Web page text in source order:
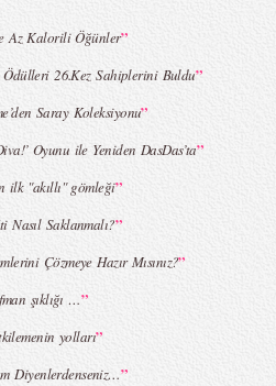
MBFWI - Burçe Bekrek 2015 Yaz Koleksiyonu
Az Kalorili Öğünler”
26.Kez Sahiplerini Buldu”
Saray Koleksiyonu”
Oyunu ile Yeniden DasDas’ta”
ilk "akıllı" gömleği”
Nasıl Saklanmalı?”
Çözmeye Hazır Mısınız?”
şıklığı …”
yolları”
Diyenlerdenseniz…”